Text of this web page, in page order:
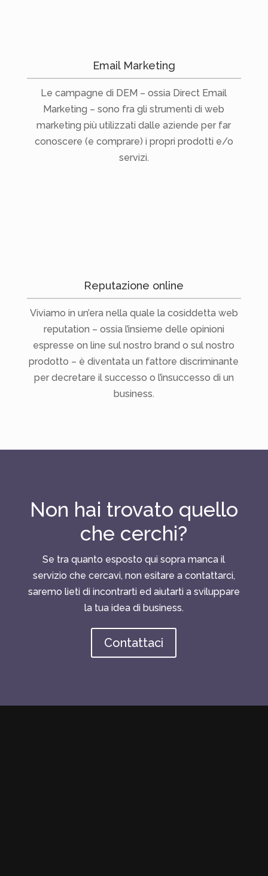
Email Marketing
Le campagne di DEM – ossia Direct Email
Marketing – sono fra gli strumenti di web
marketing più utilizzati dalle aziende per far
conoscere (e comprare) i propri prodotti e/o
servizi.
Reputazione online
Viviamo in un’era nella quale la cosiddetta web
reputation – ossia l’insieme delle opinioni
espresse on line sul nostro brand o sul nostro
prodotto – è diventata un fattore discriminante
per decretare il successo o l’insuccesso di un
business.
Non hai trovato quello
che cerchi?
Se tra quanto esposto qui sopra manca il
servizio che cercavi, non esitare a contattarci,
saremo lieti di incontrarti ed aiutarti a sviluppare
la tua idea di business.
Contattaci